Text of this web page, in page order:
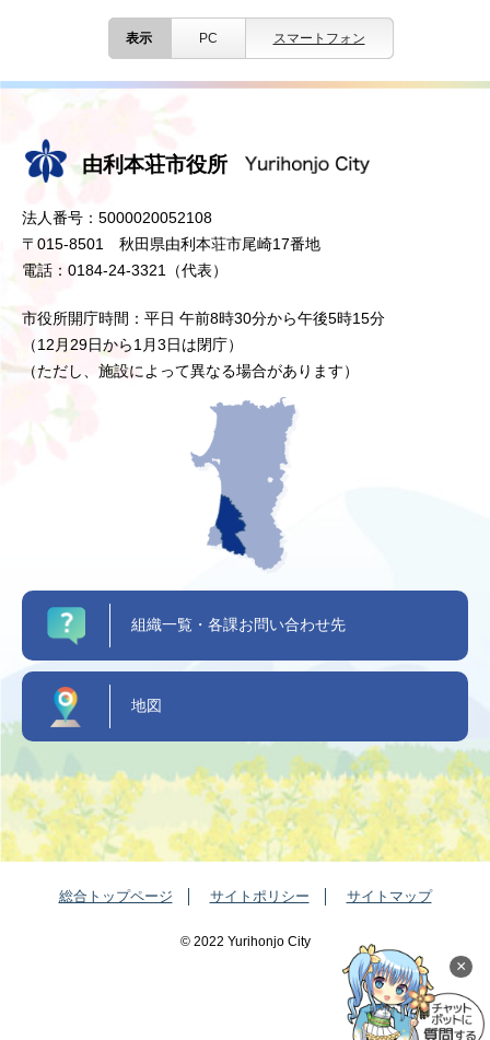
表示 PC スマートフォン
×
由利本荘市役所
法人番号：5000020052108
〒015-8501 秋田県由利本荘市尾崎17番地
電話：0184-24-3321（代表）
市役所開庁時間：平日 午前8時30分から午後5時15分
（12月29日から1月3日は閉庁）
（ただし、施設によって異なる場合があります）
組織一覧・各課お問い合わせ先
地図
総合トップページ サイトポリシー サイトマップ
©️ 2022 Yurihonjo City